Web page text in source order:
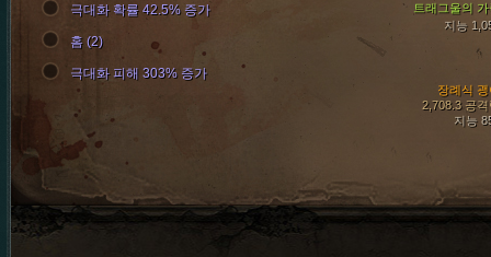
트래그울의 가
지능
장례식 괭
2,708.3 공격
지능
극대화 확률 42.5% 증가
홈 (2)
극대화 피해 303% 증가